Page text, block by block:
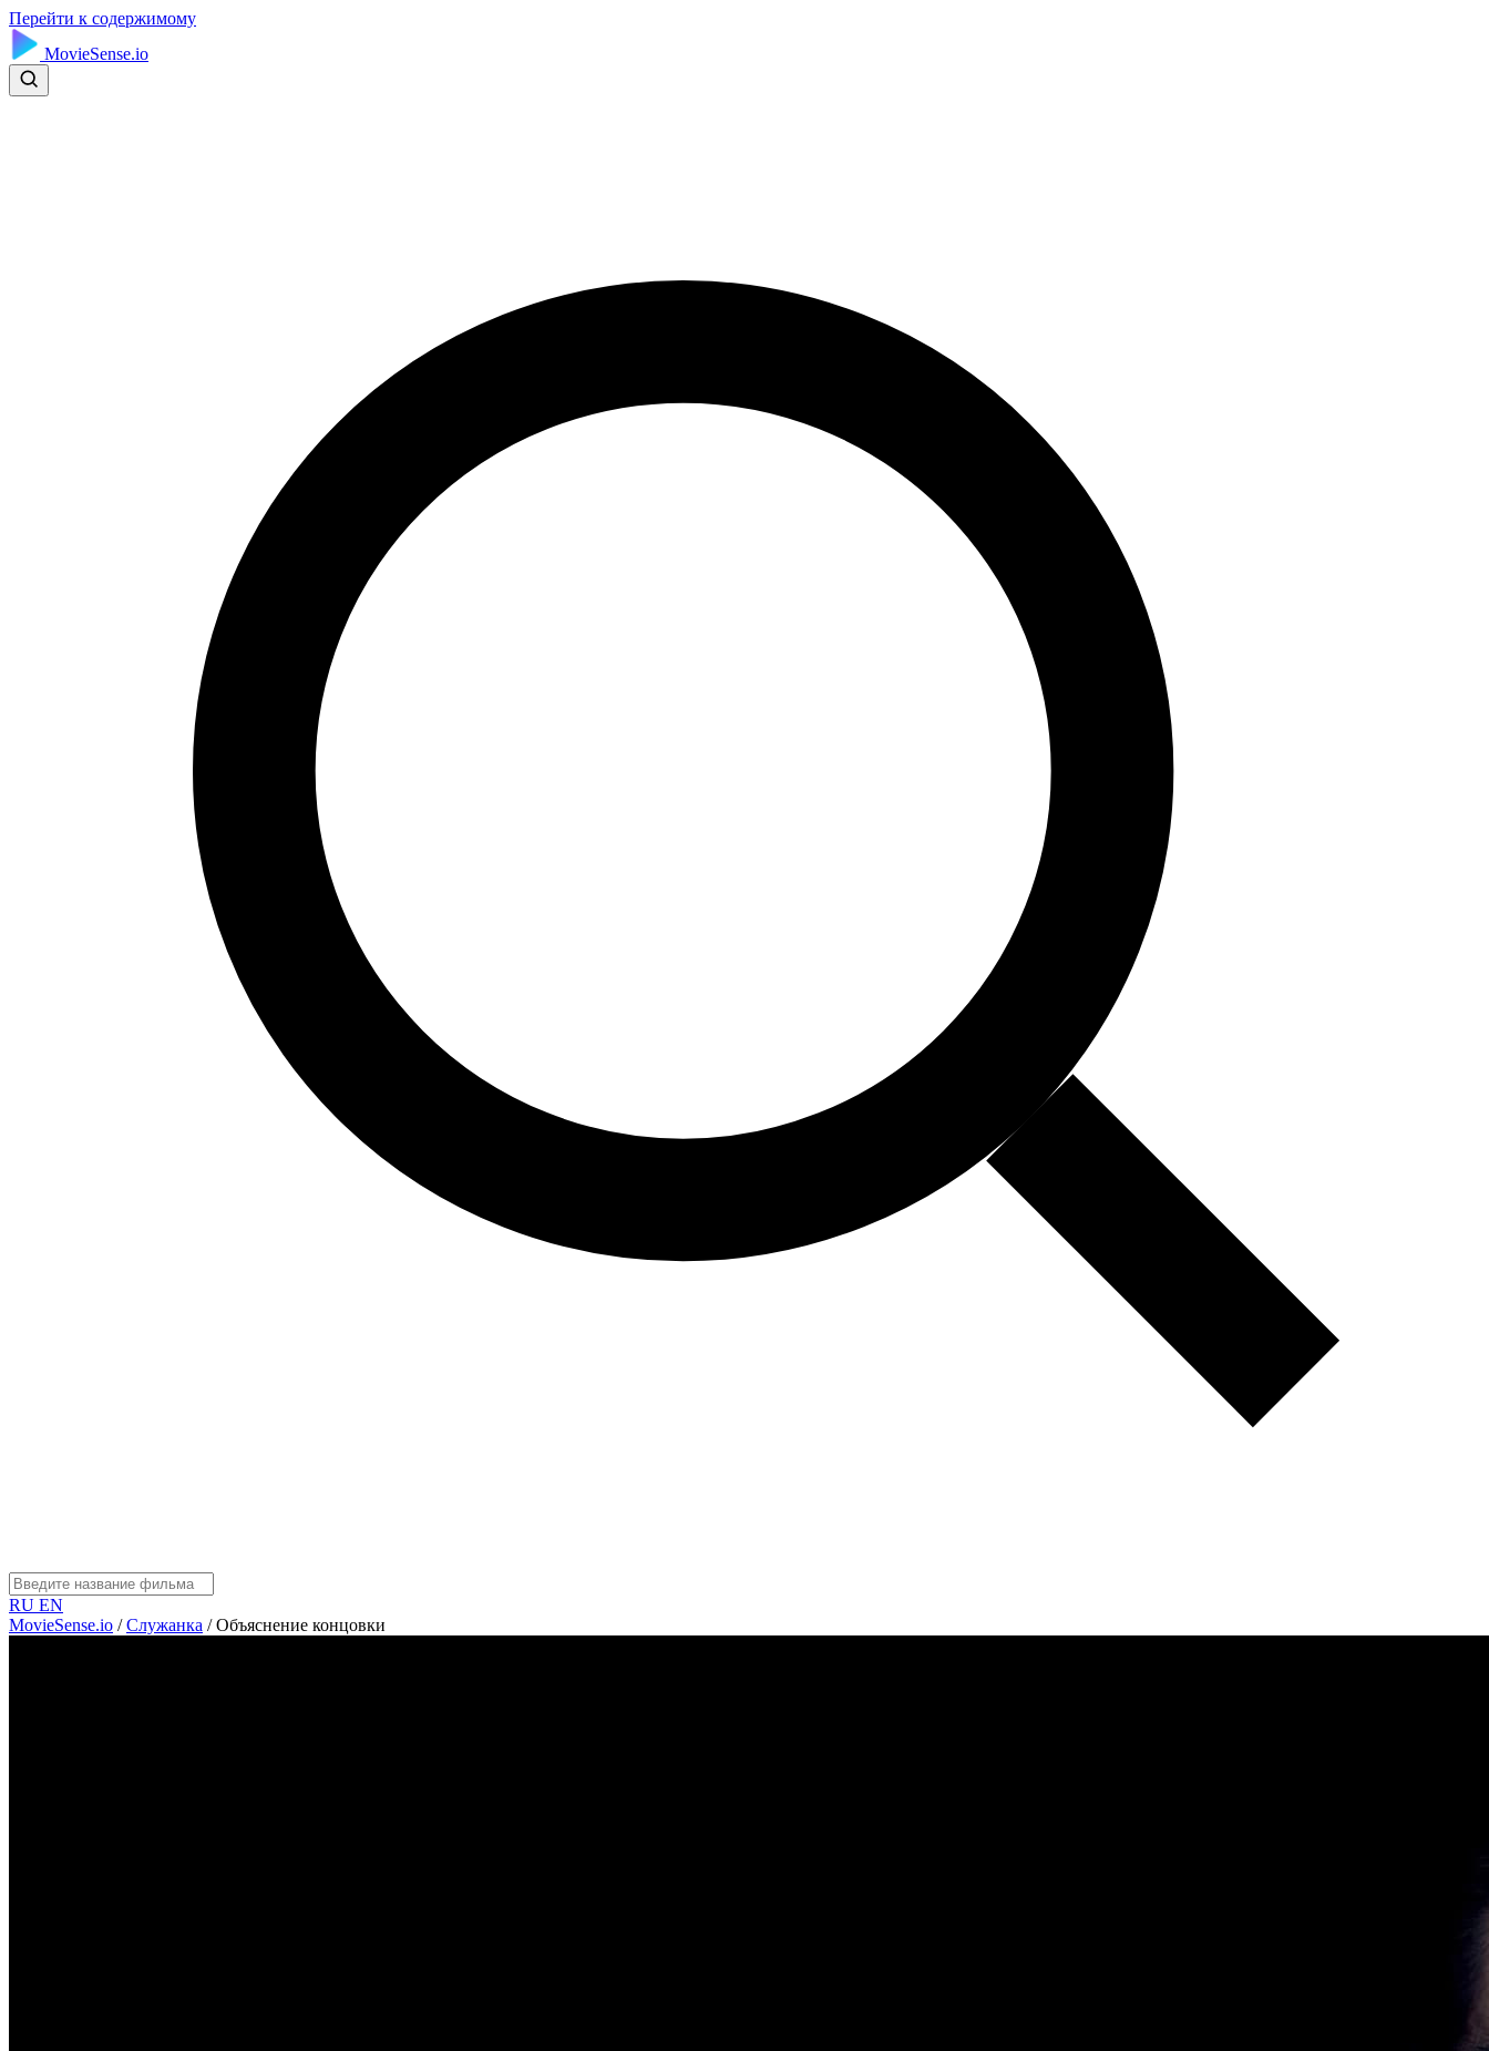
Перейти к содержимому
MovieSense.io
RU EN
MovieSense.io / Служанка / Объяснение концовки